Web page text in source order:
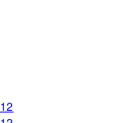
12